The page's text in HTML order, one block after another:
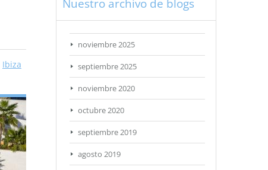
Ibiza
Nuestro archivo de blogs
noviembre 2025
septiembre 2025
noviembre 2020
octubre 2020
septiembre 2019
agosto 2019